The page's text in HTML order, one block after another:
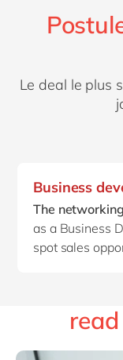
Le deal le plus
Business
The
as a Business
spot sales
right in with